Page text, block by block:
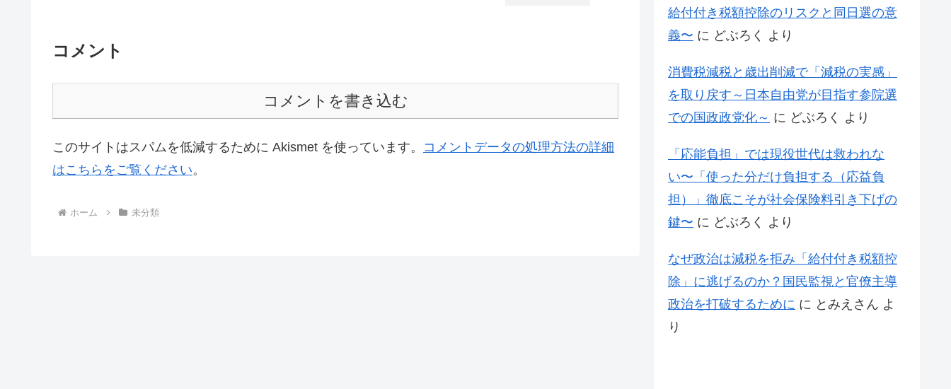
コメント
コメントを書き込む
このサイトはスパムを低減するために Akismet を使っています。 コメントデータの処理方法の詳細
はこちらをご覧ください。
ホーム 未分類
給付付き税額控除のリスクと同日選の意
義〜 に どぶろく より
消費税減税と歳出削減で「減税の実感」
を取り戻す～日本自由党が目指す参院選
での国政政党化～ に どぶろく より
「応能負担」では現役世代は救われな
い〜「使った分だけ負担する（応益負
担）」徹底こそが社会保険料引き下げの
鍵〜 に どぶろく より
なぜ政治は減税を拒み「給付付き税額控
除」に逃げるのか？国民監視と官僚主導
政治を打破するために に とみえさん よ
り